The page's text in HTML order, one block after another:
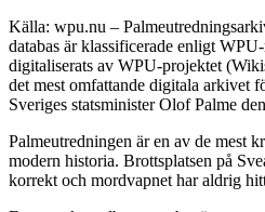
Källa: wpu.nu –
databas är klassificerade enligt
digitaliserats av WPU-projektet
det mest omfattande digitala arkivet
Sveriges statsminister Olof Palme
Palmeutredningen är en av de mest
modern historia. Brottsplatsen på
korrekt och mordvapnet har aldrig